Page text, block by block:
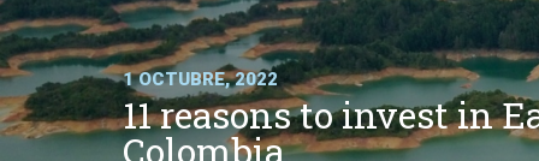
11 reasons to invest in
Colombia
1 OCTUBRE, 2022